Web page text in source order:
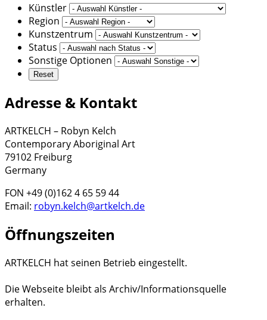
Künstler
Region
Kunstzentrum
Status
Sonstige Optionen
Adresse & Kontakt
ARTKELCH – Robyn Kelch
Contemporary Aboriginal Art
79102 Freiburg
Germany
FON +49 (0)162 4 65 59 44
Email: robyn.kelch@artkelch.de
Öffnungszeiten
ARTKELCH hat seinen Betrieb eingestellt.
Die Webseite bleibt als Archiv/Informationsquelle
erhalten.